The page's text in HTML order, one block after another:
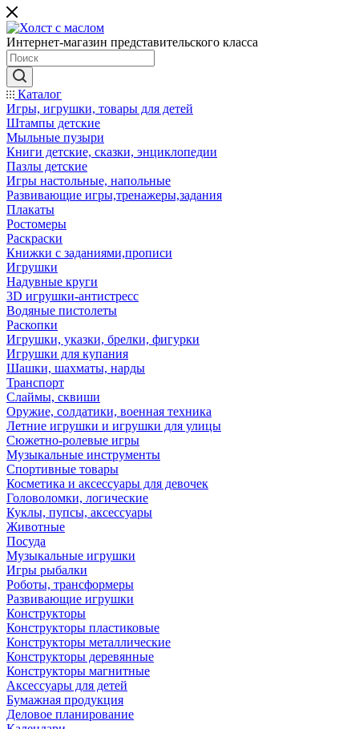
Интернет-магазин представительского класса
Каталог
Игры, игрушки, товары для детей
Штампы детские
Мыльные пузыри
Книги детские, сказки, энциклопедии
Пазлы детские
Игры настольные, напольные
Развивающие игры,тренажеры,задания
Плакаты
Ростомеры
Раскраски
Книжки с заданиями,прописи
Игрушки
Надувные круги
3D игрушки-антистресс
Водяные пистолеты
Раскопки
Игрушки, указки, брелки, фигурки
Игрушки для купания
Шашки, шахматы, нарды
Транспорт
Слаймы, сквиши
Оружие, солдатики, военная техника
Летние игрушки и игрушки для улицы
Сюжетно-ролевые игры
Музыкальные инструменты
Спортивные товары
Косметика и аксессуары для девочек
Головоломки, логические
Куклы, пупсы, аксессуары
Животные
Посуда
Музыкальные игрушки
Игры рыбалки
Роботы, трансформеры
Развивающие игрушки
Конструкторы
Конструкторы пластиковые
Конструкторы металлические
Конструкторы деревянные
Конструкторы магнитные
Аксессуары для детей
Бумажная продукция
Деловое планирование